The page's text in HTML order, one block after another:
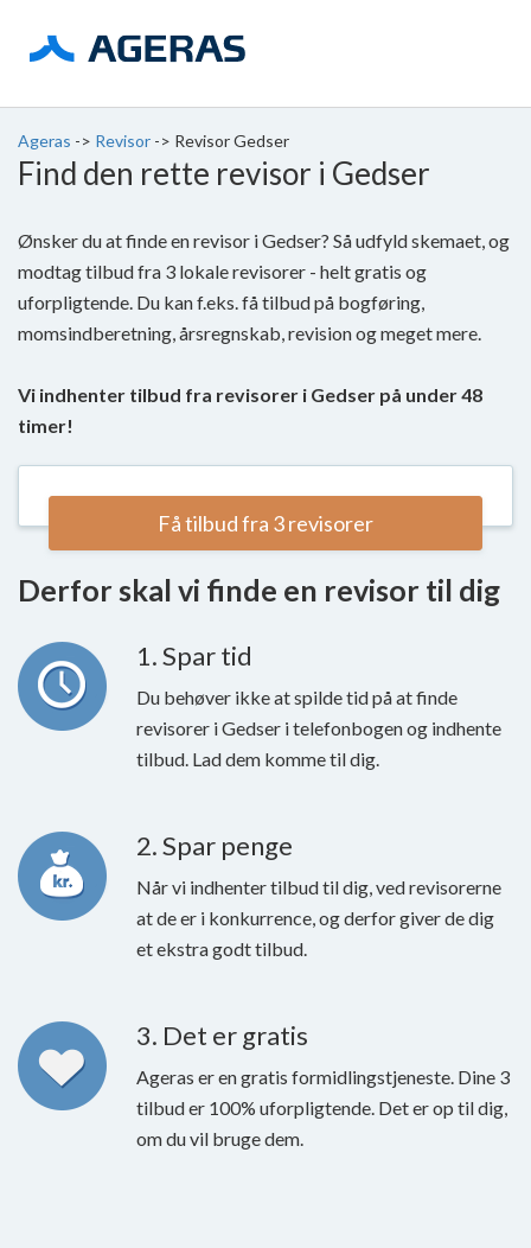
Ageras -> Revisor -> Revisor Gedser
Find den rette revisor i Gedser
Ønsker du at finde en revisor i Gedser? Så udfyld skemaet, og
modtag tilbud fra 3 lokale revisorer - helt gratis og
uforpligtende. Du kan f.eks. få tilbud på bogføring,
momsindberetning, årsregnskab, revision og meget mere.
Vi indhenter tilbud fra revisorer i Gedser på under 48
timer!
Få tilbud fra 3 revisorer
Derfor skal vi finde en revisor til dig
1. Spar tid
Du behøver ikke at spilde tid på at finde
revisorer i Gedser i telefonbogen og indhente
tilbud. Lad dem komme til dig.
2. Spar penge
Når vi indhenter tilbud til dig, ved revisorerne
at de er i konkurrence, og derfor giver de dig
et ekstra godt tilbud.
3. Det er gratis
Ageras er en gratis formidlingstjeneste. Dine 3
tilbud er 100% uforpligtende. Det er op til dig,
om du vil bruge dem.